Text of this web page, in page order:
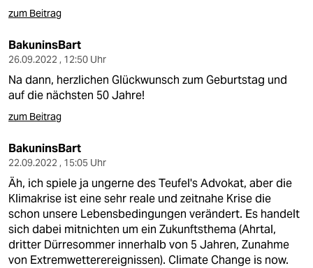
zum Beitrag
BakuninsBart
26.09.2022 , 12:50 Uhr
Na dann, herzlichen Glückwunsch zum Geburtstag und
auf die nächsten 50 Jahre!
zum Beitrag
BakuninsBart
22.09.2022 , 15:05 Uhr
Äh, ich spiele ja ungerne des Teufel's Advokat, aber die
Klimakrise ist eine sehr reale und zeitnahe Krise die
schon unsere Lebensbedingungen verändert. Es handelt
sich dabei mitnichten um ein Zukunftsthema (Ahrtal,
dritter Dürresommer innerhalb von 5 Jahren, Zunahme
von Extremwetterereignissen). Climate Change is now.